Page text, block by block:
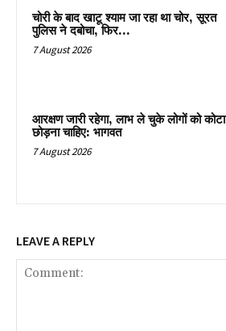
चोरी के बाद खाटू श्याम जा रहा था चोर, सूरत
पुलिस ने दबोचा, फिर…
7 August 2026
आरक्षण जारी रहेगा, लाभ ले चुके लोगों को कोटा
छोड़ना चाहिए: भागवत
7 August 2026
LEAVE A REPLY